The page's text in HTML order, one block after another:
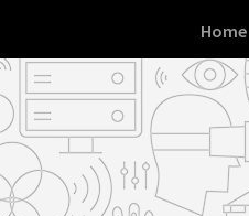
content
Home